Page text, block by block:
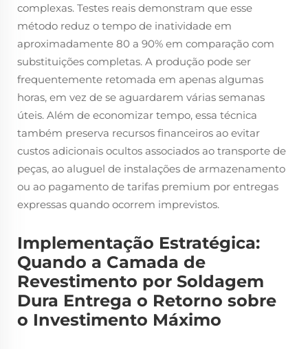
complexas. Testes reais demonstram que esse
método reduz o tempo de inatividade em
aproximadamente 80 a 90% em comparação com
substituições completas. A produção pode ser
frequentemente retomada em apenas algumas
horas, em vez de se aguardarem várias semanas
úteis. Além de economizar tempo, essa técnica
também preserva recursos financeiros ao evitar
custos adicionais ocultos associados ao transporte de
peças, ao aluguel de instalações de armazenamento
ou ao pagamento de tarifas premium por entregas
expressas quando ocorrem imprevistos.
Implementação Estratégica:
Quando a Camada de
Revestimento por Soldagem
Dura Entrega o Retorno sobre
o Investimento Máximo